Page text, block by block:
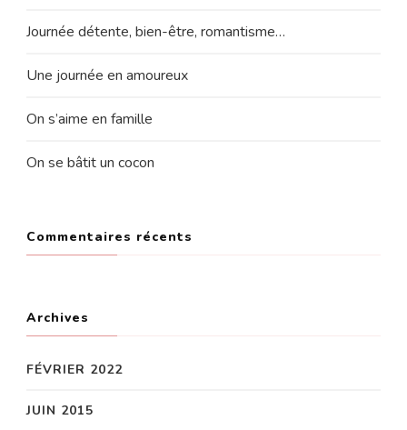
Journée détente, bien-être, romantisme…
Une journée en amoureux
On s’aime en famille
On se bâtit un cocon
Commentaires récents
Archives
FÉVRIER 2022
JUIN 2015